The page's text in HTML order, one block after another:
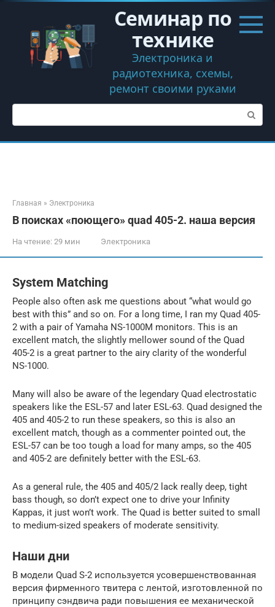
Перейти
контенту
Семинар по
технике
Электроника и
радиотехника, схемы,
ремонт своими руками
Поиск:
Главная » Электроника
В поисках «поющего» quad 405-2. наша версия
На чтение: 29 мин Электроника
System Matching
People also often ask me questions about “what would go
best with this” and so on. For a long time, I ran my Quad 405-
2 with a pair of Yamaha NS-1000M monitors. This is an
excellent match, the slightly mellower sound of the Quad
405-2 is a great partner to the airy clarity of the wonderful
NS-1000.
Many will also be aware of the legendary Quad electrostatic
speakers like the ESL-57 and later ESL-63. Quad designed the
405 and 405-2 to run these speakers, so this is also an
excellent match, though as a commenter pointed out, the
ESL-57 can be too tough a load for many amps, so the 405
and 405-2 are definitely better with the ESL-63.
As a general rule, the 405 and 405/2 lack really deep, tight
bass though, so don’t expect one to drive your Infinity
Kappas, it just won’t work. The Quad is better suited to small
to medium-sized speakers of moderate sensitivity.
Наши дни
В модели Quad S-2 используется усовершенствованная
версия фирменного твитера с лентой, изготовленной по
принципу сэндвича ради повышения ее механической